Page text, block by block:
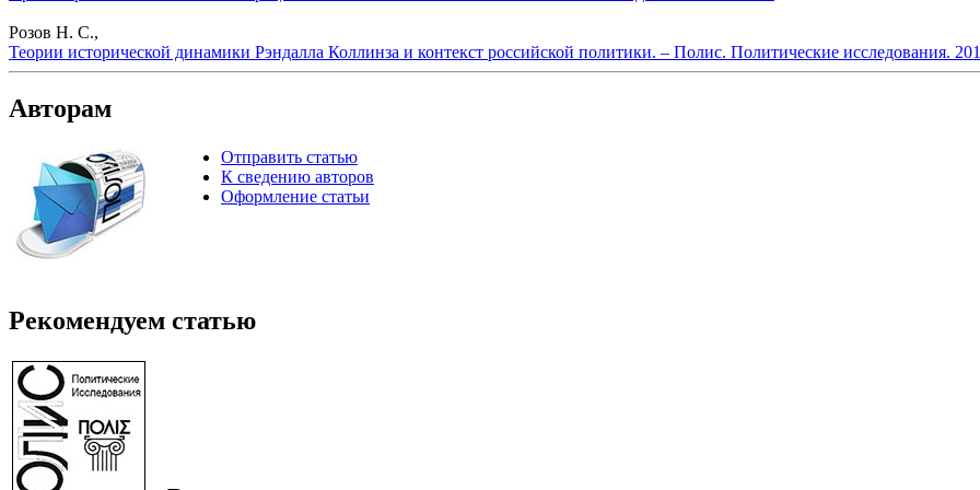
Розов Н. С.,
Теории исторической динамики Рэндалла Коллинза и контекст российской политики. – Полис. Политические исследования.
Авторам
Отправить статью
К сведению авторов
Оформление статьи
Рекомендуем статью